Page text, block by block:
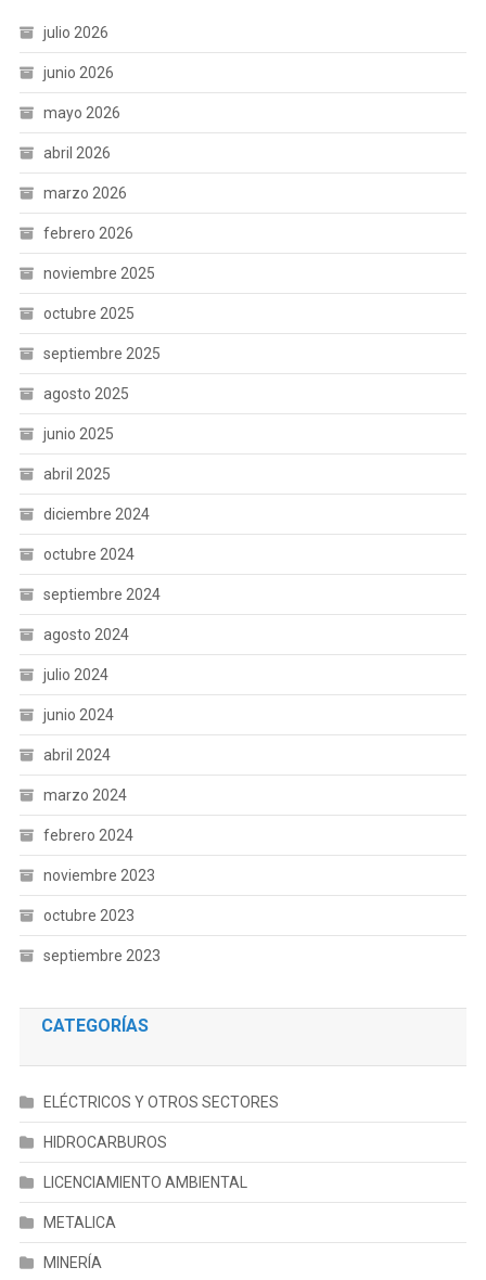
julio 2026
junio 2026
mayo 2026
abril 2026
marzo 2026
febrero 2026
noviembre 2025
octubre 2025
septiembre 2025
agosto 2025
junio 2025
abril 2025
diciembre 2024
octubre 2024
septiembre 2024
agosto 2024
julio 2024
junio 2024
abril 2024
marzo 2024
febrero 2024
noviembre 2023
octubre 2023
septiembre 2023
CATEGORÍAS
ELÉCTRICOS Y OTROS SECTORES
HIDROCARBUROS
LICENCIAMIENTO AMBIENTAL
METALICA
MINERÍA